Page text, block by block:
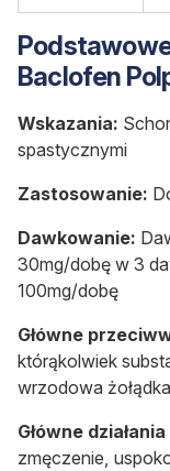
Baclofen
Wskazania:
spastycznymi
Zastosowanie:
Dawkowanie:
30mg/dobę w 3
100mg/dobę
Główne
którąkolwiek
wrzodowa
Główne
zmęczenie,